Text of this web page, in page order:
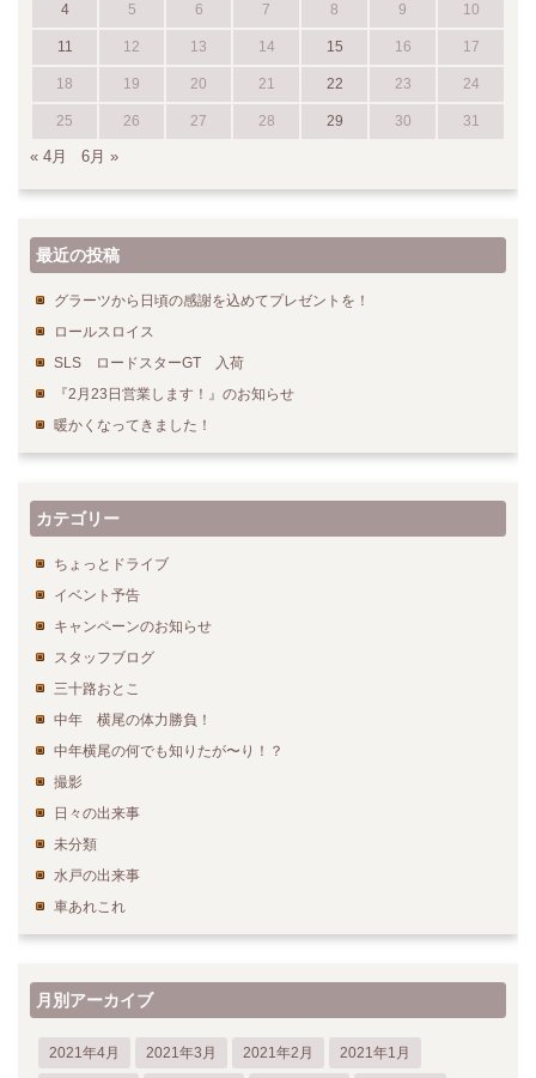
4 5 6 7 8 9 10
11 12 13 14 15 16 17
18 19 20 21 22 23 24
25 26 27 28 29 30 31
« 4月 6月 »
最近の投稿
グラーツから日頃の感謝を込めてプレゼントを！
ロールスロイス
SLS ロードスターGT 入荷
『2月23日営業します！』のお知らせ
暖かくなってきました！
カテゴリー
ちょっとドライブ
イベント予告
キャンペーンのお知らせ
スタッフブログ
三十路おとこ
中年 横尾の体力勝負！
中年横尾の何でも知りたが〜り！？
撮影
日々の出来事
未分類
水戸の出来事
車あれこれ
月別アーカイブ
2021年4月 2021年3月 2021年2月 2021年1月